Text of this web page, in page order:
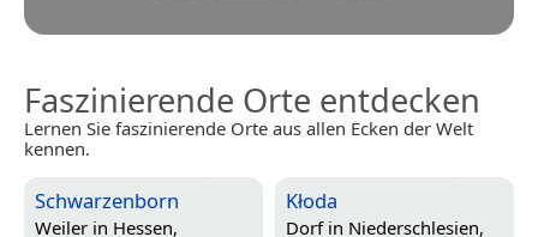
Faszinierende Orte entdecken
Lernen Sie faszinierende Orte aus allen Ecken der Welt
kennen.
Schwarzenborn
Weiler in Hessen,
Kłoda
Dorf in Niederschlesien,